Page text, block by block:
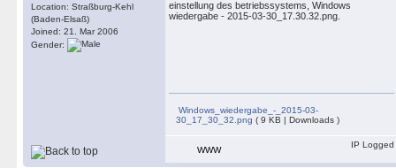
Location: Straßburg-Kehl
(Baden-Elsaß)
Joined: 21. Mar 2006
Gender:
einstellung des betriebssystems, Windows
wiedergabe - 2015-03-30_17.30.32.png.
Windows_wiedergabe_-_2015-03-
30_17_30_32.png ( 9 KB | Downloads )
WWW
IP Logged